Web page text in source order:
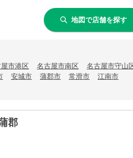
地図で店舗を探す
市港区 名古屋市南区
名古屋市守山
安城市 蒲郡市 常滑市 江南市
郡